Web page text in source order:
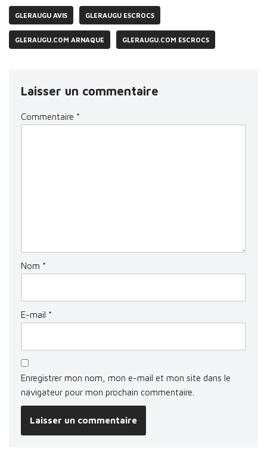
GLERAUGU AVIS GLERAUGU ESCROCS
GLERAUGU.COM ARNAQUE GLERAUGU.COM ESCROCS
Laisser un commentaire
Commentaire *
Nom *
E-mail *
Enregistrer mon nom, mon e-mail et mon site dans le
navigateur pour mon prochain commentaire.